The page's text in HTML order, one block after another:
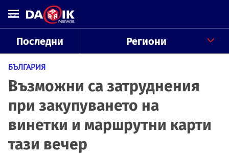
Последни Региони
БЪЛГАРИЯ
Възможни са затруднения
при закупуването на
винетки и маршрутни карти
тази вечер